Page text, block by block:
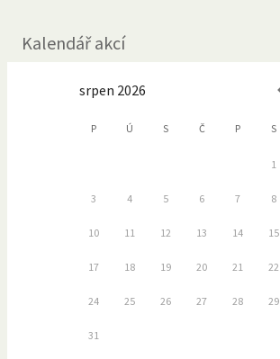
Kalendář akcí
srpen 2026
P Ú S Č P S
1
3 4 5 6 7 8
10 11 12 13 14 15
17 18 19 20 21 22
24 25 26 27 28 29
31